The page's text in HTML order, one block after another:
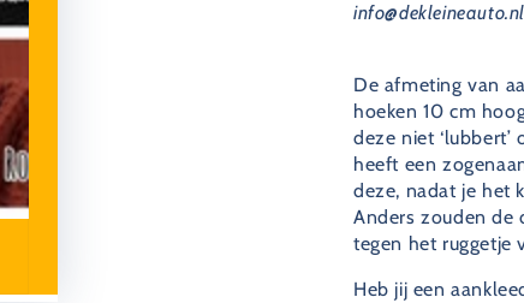
De afmeting van
hoeken 10 cm
deze niet
heeft een
deze, nadat je het
Anders zouden de
tegen het ruggetje
Heb jij een